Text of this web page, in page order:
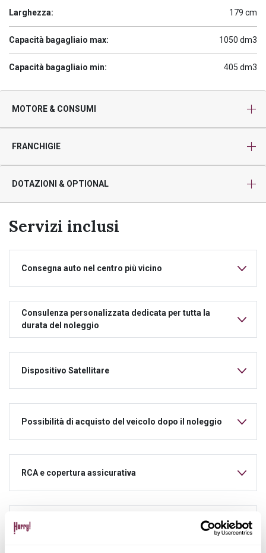
Larghezza: 179 cm
Capacità bagagliaio max: 1050 dm3
Capacità bagagliaio min: 405 dm3
MOTORE & CONSUMI
FRANCHIGIE
DOTAZIONI & OPTIONAL
Servizi inclusi
Consegna auto nel centro più vicino
Consulenza personalizzata dedicata per tutta la
durata del noleggio
Dispositivo Satellitare
Possibilità di acquisto del veicolo dopo il noleggio
RCA e copertura assicurativa
Manutenzione ordinaria e straordinaria